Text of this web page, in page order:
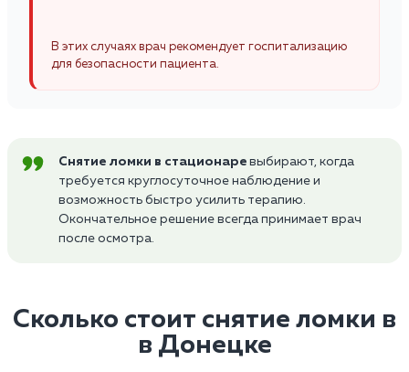
В этих случаях врач рекомендует госпитализацию
для безопасности пациента.
Снятие ломки в стационаре выбирают, когда
требуется круглосуточное наблюдение и
возможность быстро усилить терапию.
Окончательное решение всегда принимает врач
после осмотра.
Сколько стоит снятие ломки в
в Донецке